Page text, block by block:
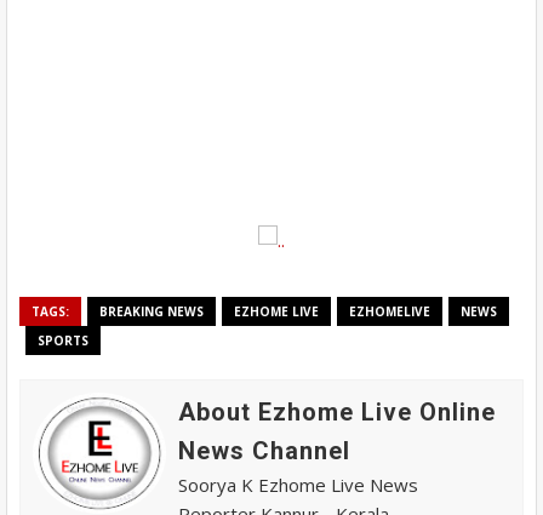
TAGS: BREAKING NEWS EZHOME LIVE EZHOMELIVE
NEWS
SPORTS
About Ezhome Live Online
News Channel
Soorya K Ezhome Live News